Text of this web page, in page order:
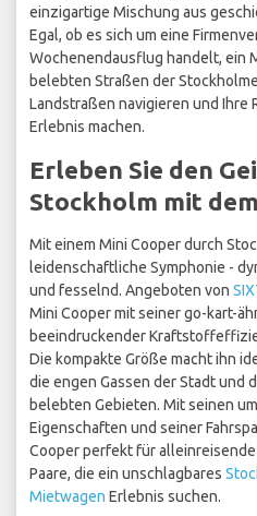
einzigartige Mischung aus
Egal, ob es sich um eine
Wochenendausflug handelt, ein
belebten Straßen der
Landstraßen navigieren und Ihre
Erlebnis machen.
Erleben Sie den
Stockholm mit
Mit einem Mini Cooper durch
leidenschaftliche Symphonie -
und fesselnd. Angeboten von
Mini Cooper mit seiner go-kart-
beeindruckender
Die kompakte Größe macht ihn
die engen Gassen der Stadt und
belebten Gebieten. Mit seinen
Eigenschaften und seiner
Cooper perfekt für
Paare, die ein unschlagbares
Mietwagen Erlebnis suchen.